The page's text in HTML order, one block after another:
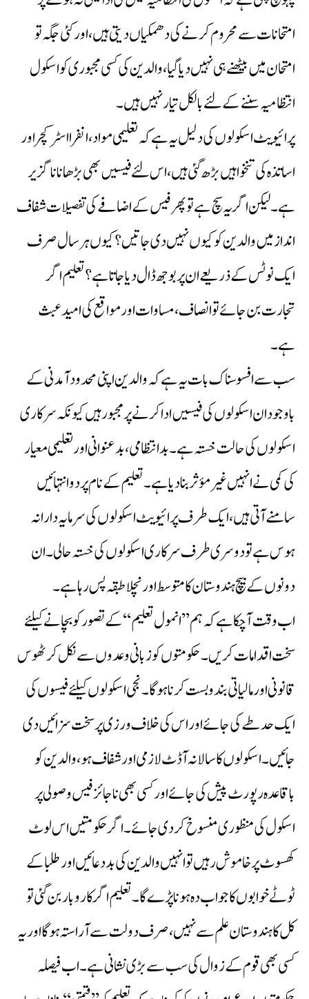
امتحانات سے محروم کرنے کی دھمکیاں دیتی ہیں،اورکئی جگہ تو
امتحان میں بیٹھنے ہی نہیں دیاگیا،والدین کی کسی مجبوری کو اسکول
انتظامیہ سننے کےلئے بالکل تیار نہیں ہیں۔
پرائیویٹ اسکولوں کی دلیل یہ ہے کہ تعلیمی مواد، انفرااسٹرکچر اور
اساتذہ کی تنخواہیں بڑھ گئی ہیں،اس لئے فیسیں بھی بڑھانا ناگزیر
ہے۔لیکن اگر یہ سچ ہے تو پھر فیس کے اضافے کی تفصیلات شفاف
انداز میں والدین کو کیوں نہیں دی جاتیں؟ کیوں ہر سال صرف
ایک نوٹس کے ذریعے ان پر بوجھ ڈال دیا جاتا ہے؟ تعلیم اگر
تجارت بن جائے تو انصاف، مساوات اور مواقع کی امید عبث
ہے۔
سب سے افسوسناک بات یہ ہے کہ والدین اپنی محدود آمدنی کے
باوجود ان اسکولوں کی فیسیں ادا کرنے پر مجبور ہیں کیونکہ سرکاری
اسکولوں کی حالت خستہ ہے۔بدانتظامی،بدعنوانی اور تعلیمی معیار
کی کمی نے انہیں غیر مؤثر بنا دیا ہے۔تعلیم کے نام پر دو انتہائیں
سامنے آتی ہیں ،ایک طرف پرائیویٹ اسکولوں کی سرمایہ دارانہ
ہوس ہے تو دوسری طرف سرکاری اسکولوں کی خستہ حالی۔ ان
دونوں کے بیچ ہندوستان کا متوسط اور نچلا طبقہ پس رہا ہے۔
اب وقت آ چکا ہے کہ ہم ’’انمول تعلیم‘‘ کے تصور کو بچانے کیلئے
سخت اقدامات کریں۔ حکومتوں کو زبانی وعدوں سے نکل کر ٹھوس
قانونی اور مالیاتی بندوبست کرنا ہوگا۔نجی اسکولوں کیلئے فیسوں کی
ایک حد طے کی جائے اور اس کی خلاف ورزی پر سخت سزائیں دی
جائیں۔ اسکولوں کا سالانہ آڈٹ لازمی اور شفاف ہو، والدین کو
باقاعدہ رپورٹ پیش کی جائے اور کسی بھی ناجائز فیس وصولی پر
اسکول کی منظوری منسوخ کر دی جائے۔اگر حکومتیں اس لوٹ
کھسوٹ پر خاموش رہیں تو انہیں والدین کی بددعائیں اور طلبا کے
ٹوٹے خوابوں کا جواب دہ ہونا پڑے گا۔ تعلیم اگر کاروبار بن گئی تو
کل کا ہندوستان علم سے نہیں،صرف دولت سے آراستہ ہوگا اور یہ
کسی بھی قوم کے زوال کی سب سے بڑی نشانی ہے۔اب فیصلہ